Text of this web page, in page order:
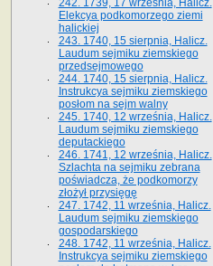
242. 1739, 17 września, Halicz.
Elekcya podkomorzego ziemi
halickiej
243. 1740, 15 sierpnia, Halicz.
Laudum sejmiku ziemskiego
przedsejmowego
244. 1740, 15 sierpnia, Halicz.
Instrukcya sejmiku ziemskiego
posłom na sejm walny
245. 1740, 12 września, Halicz.
Laudum sejmiku ziemskiego
deputackiego
246. 1741, 12 września, Halicz.
Szlachta na sejmiku zebrana
poświadcza, że podkomorzy
złożył przysięgę
247. 1742, 11 września, Halicz.
Laudum sejmiku ziemskiego
gospodarskiego
248. 1742, 11 września, Halicz.
Instrukcya sejmiku ziemskiego